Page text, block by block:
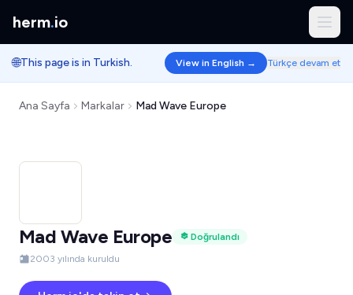
herm.io
🌐This page is in Turkish. View in English → Türkçe devam et
Ana Sayfa Markalar Mad Wave Europe
Mad Wave Europe
Doğrulandı
2003 yılında kuruldu